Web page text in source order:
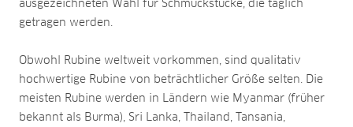
ausgezeichneten Wahl für Schmuckstücke, die täglich
getragen werden.
Obwohl Rubine weltweit vorkommen, sind qualitativ
hochwertige Rubine von beträchtlicher Größe selten. Die
meisten Rubine werden in Ländern wie Myanmar (früher
bekannt als Burma), Sri Lanka, Thailand, Tansania,